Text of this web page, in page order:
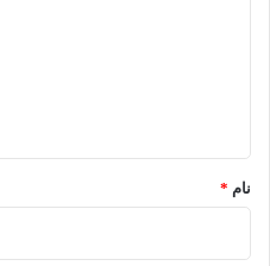
نام *